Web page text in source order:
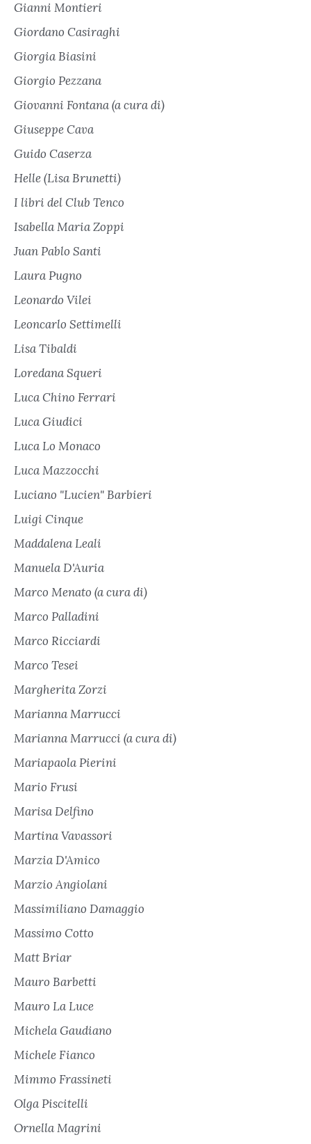
Gianni Montieri
Giordano Casiraghi
Giorgia Biasini
Giorgio Pezzana
Giovanni Fontana (a cura di)
Giuseppe Cava
Guido Caserza
Helle (Lisa Brunetti)
I libri del Club Tenco
Isabella Maria Zoppi
Juan Pablo Santi
Laura Pugno
Leonardo Vilei
Leoncarlo Settimelli
Lisa Tibaldi
Loredana Squeri
Luca Chino Ferrari
Luca Giudici
Luca Lo Monaco
Luca Mazzocchi
Luciano "Lucien" Barbieri
Luigi Cinque
Maddalena Leali
Manuela D'Auria
Marco Menato (a cura di)
Marco Palladini
Marco Ricciardi
Marco Tesei
Margherita Zorzi
Marianna Marrucci
Marianna Marrucci (a cura di)
Mariapaola Pierini
Mario Frusi
Marisa Delfino
Martina Vavassori
Marzia D'Amico
Marzio Angiolani
Massimiliano Damaggio
Massimo Cotto
Matt Briar
Mauro Barbetti
Mauro La Luce
Michela Gaudiano
Michele Fianco
Mimmo Frassineti
Olga Piscitelli
Ornella Magrini